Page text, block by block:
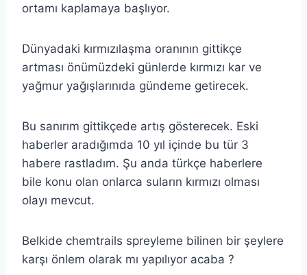
ortamı kaplamaya başlıyor.
Dünyadaki kırmızılaşma oranının gittikçe
artması önümüzdeki günlerde kırmızı kar ve
yağmur yağışlarınıda gündeme getirecek.
Bu sanırım gittikçede artış gösterecek. Eski
haberler aradığımda 10 yıl içinde bu tür 3
habere rastladım. Şu anda türkçe haberlere
bile konu olan onlarca suların kırmızı olması
olayı mevcut.
Belkide chemtrails spreyleme bilinen bir şeylere
karşı önlem olarak mı yapılıyor acaba ?